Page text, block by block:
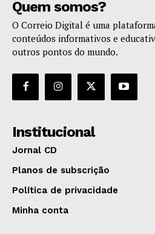
Quem somos?
O Correio Digital é uma
conteúdos informativos e
outros pontos do mundo.
Institucional
Jornal CD
Planos de subscrição
Política de privacidade
Minha conta